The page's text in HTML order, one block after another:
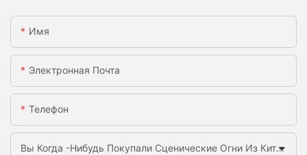
Имя
Электронная Почта
Телефон
Вы Когда -нибудь Покупали Сценические Огни Из Китая Раньше?